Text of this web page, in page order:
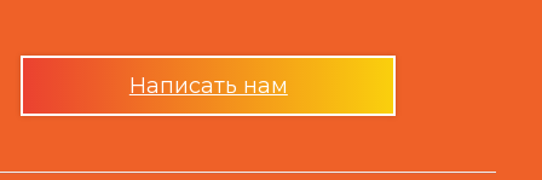
невыполнения Заемщиком взятых на себя
Кредита, уплаты всей суммы начисленных
в полном объеме, в случае задержания уплаты
Написать нам